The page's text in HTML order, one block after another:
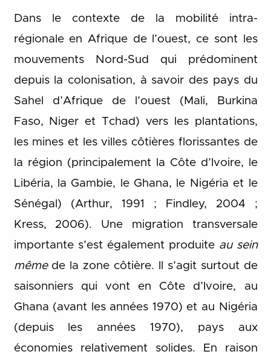
Dans le contexte de la mobilité intra-
régionale en Afrique de l’ouest, ce sont les
mouvements Nord-Sud qui prédominent
depuis la colonisation, à savoir des pays du
Sahel d’Afrique de l’ouest (Mali, Burkina
Faso, Niger et Tchad) vers les plantations,
les mines et les villes côtières florissantes de
la région (principalement la Côte d’Ivoire, le
Libéria, la Gambie, le Ghana, le Nigéria et le
Sénégal) (Arthur, 1991 ; Findley, 2004 ;
Kress, 2006). Une migration transversale
importante s’est également produite au sein
même de la zone côtière. Il s’agit surtout de
saisonniers qui vont en Côte d’Ivoire, au
Ghana (avant les années 1970) et au Nigéria
(depuis les années 1970), pays aux
économies relativement solides. En raison